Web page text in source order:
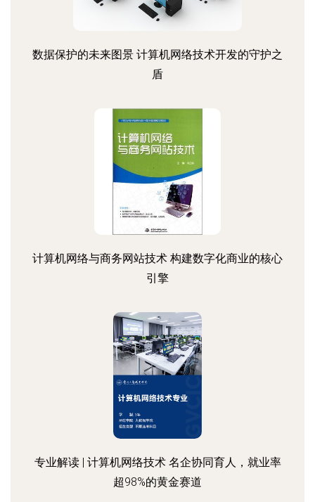
数据保护的未来图景 计算机网络技术开发的守护之
盾
计算机网络与商务网站技术 构建数字化商业的核心
引擎
专业解读 | 计算机网络技术 名企协同育人，就业率
超98%的黄金赛道